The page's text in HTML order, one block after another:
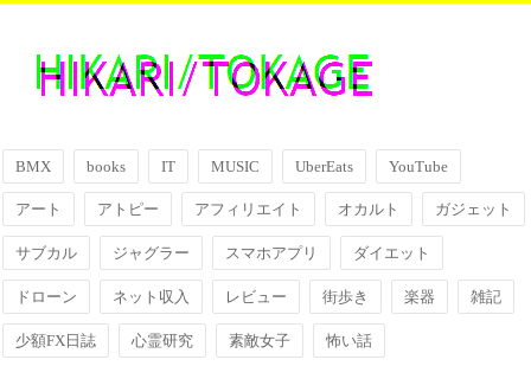
BMX books IT MUSIC UberEats YouTube
アート アトピー アフィリエイト オカルト ガジェット
サブカル ジャグラー スマホアプリ ダイエット
ドローン ネット収入 レビュー 街歩き 楽器 雑記
少額FX日誌 心霊研究 素敵女子 怖い話